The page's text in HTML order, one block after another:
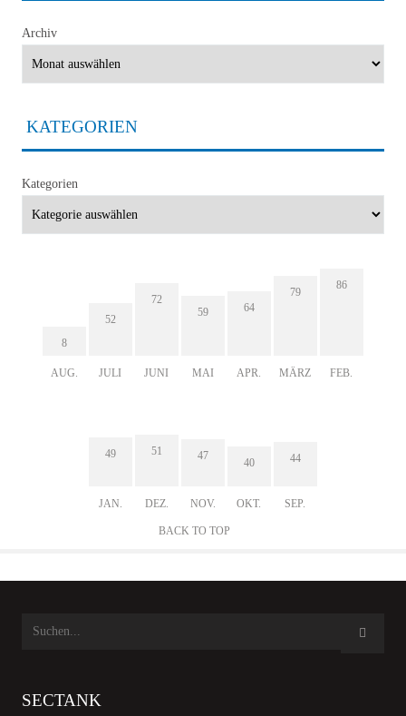
Archiv
KATEGORIEN
Kategorien
8
AUG.
52
JULI
72
JUNI
59
MAI
64
APR.
79
MÄRZ
86
FEB.
49
JAN.
51
DEZ.
47
NOV.
40
OKT.
44
SEP.
BACK TO TOP
SECTANK